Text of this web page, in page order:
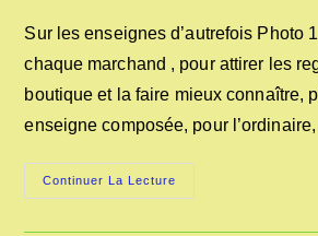
publication :
Sur les enseignes d’autrefois Photo
chaque marchand , pour attirer les
boutique et la faire mieux connaître,
enseigne composée, pour
Continuer La Lecture
LES